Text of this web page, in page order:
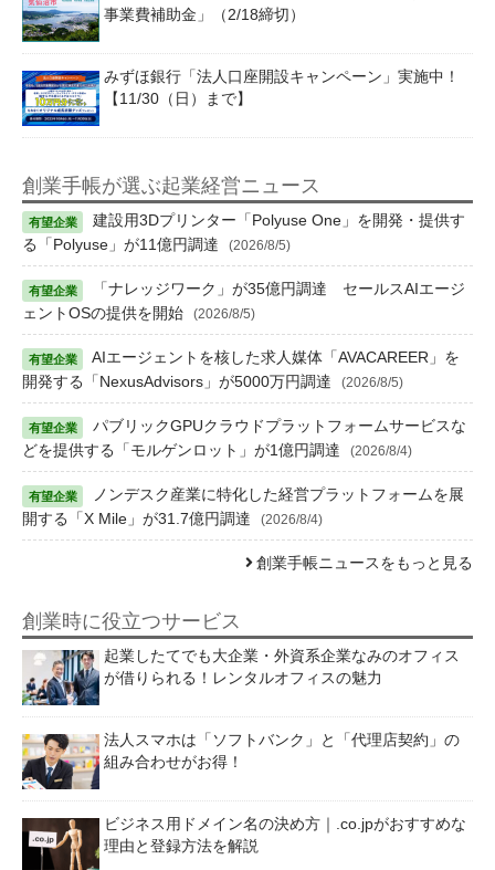
事業費補助金」（2/18締切）
みずほ銀行「法人口座開設キャンペーン」実施中！
【11/30（日）まで】
創業手帳が選ぶ起業経営ニュース
建設用3Dプリンター「Polyuse One」を開発・提供す
る「Polyuse」が11億円調達
(2026/8/5)
「ナレッジワーク」が35億円調達 セールスAIエージ
ェントOSの提供を開始
(2026/8/5)
AIエージェントを核した求人媒体「AVACAREER」を
開発する「NexusAdvisors」が5000万円調達
(2026/8/5)
パブリックGPUクラウドプラットフォームサービスな
どを提供する「モルゲンロット」が1億円調達
(2026/8/4)
ノンデスク産業に特化した経営プラットフォームを展
開する「X Mile」が31.7億円調達
(2026/8/4)
創業手帳ニュースをもっと見る
創業時に役立つサービス
起業したてでも大企業・外資系企業なみのオフィス
が借りられる！レンタルオフィスの魅力
法人スマホは「ソフトバンク」と「代理店契約」の
組み合わせがお得！
ビジネス用ドメイン名の決め方｜.co.jpがおすすめな
理由と登録方法を解説